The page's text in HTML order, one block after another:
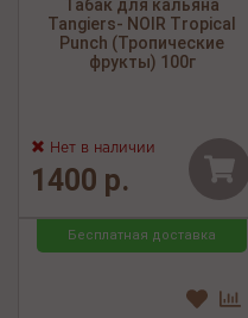
Табак для кальяна
Tangiers- NOIR Tropical
Punch (Тропические
фрукты) 100г
Нет в наличии
1400 р.
Бесплатная доставка